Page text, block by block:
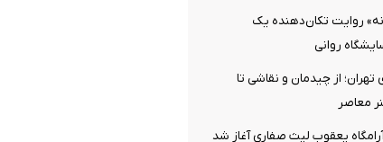
روایت تکان‌دهنده یک
روانی
تهران؛ از چیدمان و نقاشی تا
معاصر
یعقوب لیث صفاری آغاز شد